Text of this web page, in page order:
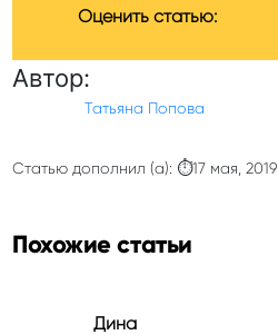
Оценить статью:
Автор:
Татьяна Попова
Статью дополнил (а): ⏱17 мая, 2019
Похожие статьи
Дина